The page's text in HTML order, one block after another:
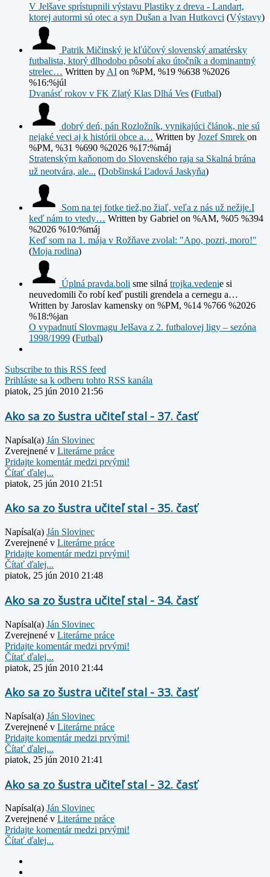
V Jelšave sprístupnili výstavu Plastiky z dreva - Landart,
ktorej autormi sú otec a syn Dušan a Ivan Hutkovci (Výstavy)
Patrik Mičinský je kľúčový slovenský amatérsky
futbalista, ktorý dlhodobo pôsobí ako útočník a dominantný
strelec… Written by AI on %PM, %19 %638 %2026
%16:%júl
Dvanásť rokov v FK Zlatý Klas Dlhá Ves (Futbal)
dobrý deń, pán Rozložník, vynikajúci článok, nie sú
nejaké veci aj k histórii obce a… Written by Jozef Smrek on
%PM, %31 %690 %2026 %17:%máj
Stratenským kaňonom do Slovenského raja sa Skalná brána
už neotvára, ale... (Dobšinská Ľadová Jaskyňa)
Som na tej fotke tiež,no žiaľ, veľa z nás už nežije.I
keď nám to vtedy… Written by Gabriel on %AM, %05 %394
%2026 %10:%máj
Keď som na 1. mája v Rožňave zvolal: "Apo, pozri, moro!"
(Moja rodina)
Úplná pravda.boli sme silná trojka.vedenie si
neuvedomili čo robí keď pustili grendela a cernegu a…
Written by Jaroslav kamensky on %PM, %14 %766 %2026
%18:%jan
O vypadnutí Slovmagu Jelšava z 2. futbalovej ligy – sezóna
1998/1999 (Futbal)
Subscribe to this RSS feed
Prihláste sa k odberu tohto RSS kanála
piatok, 25 jún 2010 21:56
Ako sa zo šustra učiteľ stal - 37. časť
Napísal(a) Ján Slovinec
Zverejnené v Literárne práce
Pridajte komentár medzi prvými!
Čítať ďalej...
piatok, 25 jún 2010 21:51
Ako sa zo šustra učiteľ stal - 35. časť
Napísal(a) Ján Slovinec
Zverejnené v Literárne práce
Pridajte komentár medzi prvými!
Čítať ďalej...
piatok, 25 jún 2010 21:48
Ako sa zo šustra učiteľ stal - 34. časť
Napísal(a) Ján Slovinec
Zverejnené v Literárne práce
Pridajte komentár medzi prvými!
Čítať ďalej...
piatok, 25 jún 2010 21:44
Ako sa zo šustra učiteľ stal - 33. časť
Napísal(a) Ján Slovinec
Zverejnené v Literárne práce
Pridajte komentár medzi prvými!
Čítať ďalej...
piatok, 25 jún 2010 21:41
Ako sa zo šustra učiteľ stal - 32. časť
Napísal(a) Ján Slovinec
Zverejnené v Literárne práce
Pridajte komentár medzi prvými!
Čítať ďalej...